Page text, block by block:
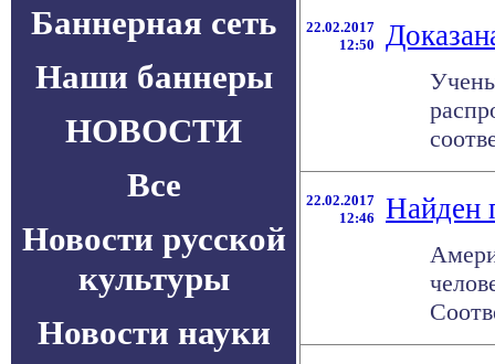
Баннерная сеть
Наши баннеры
НОВОСТИ
Все
Новости русской
культуры
Новости науки
22.02.2017
12:50
22.02.2017
12:46
Найден